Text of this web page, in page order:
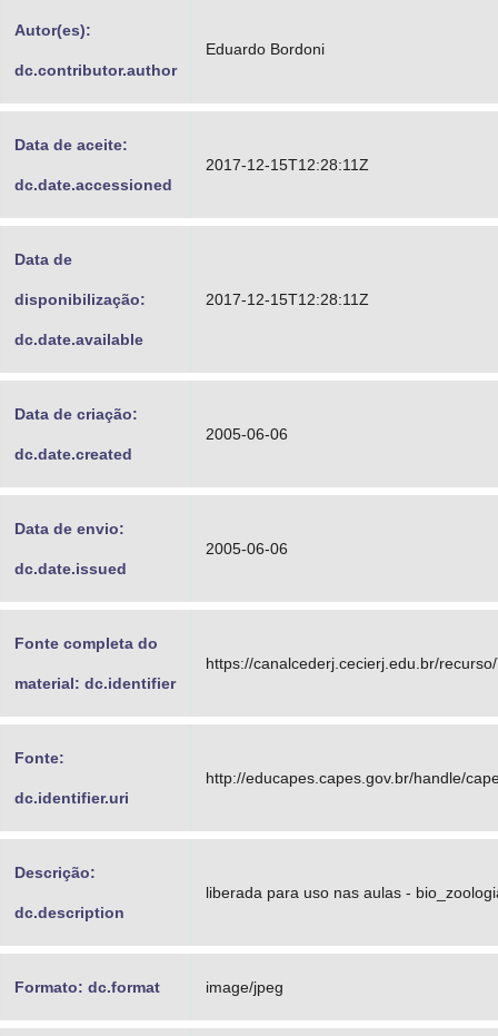
Banco Central do Brasil
Autor(es):
dc.contributor.author
Eduardo Bordoni
Data de aceite:
dc.date.accessioned
2017-12-15T12:28:11Z
Data de
disponibilização:
dc.date.available
2017-12-15T12:28:11Z
Data de criação:
dc.date.created
2005-06-06
Data de envio:
dc.date.issued
2005-06-06
Fonte completa do
material: dc.identifier
https://canalcederj.cecierj.edu.br/
Fonte:
dc.identifier.uri
http://educapes.capes.gov.br/handle/
Descrição:
dc.description
liberada para uso nas aulas -
Formato: dc.format image/jpeg